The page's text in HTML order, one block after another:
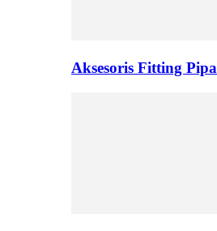
Aksesoris Fitting Pipa